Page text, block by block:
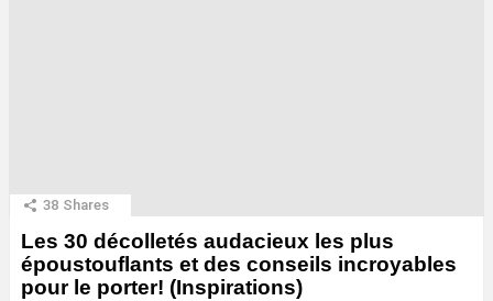
38 Shares
Les 30 décolletés audacieux les plus
époustouflants et des conseils incroyables
pour le porter! (Inspirations)